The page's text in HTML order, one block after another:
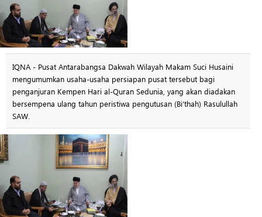
IQNA - Pusat Antarabangsa Dakwah Wilayah Makam Suci Husaini
mengumumkan usaha-usaha persiapan pusat tersebut bagi
penganjuran Kempen Hari al-Quran Sedunia, yang akan diadakan
bersempena ulang tahun peristiwa pengutusan (Bi‘thah) Rasulullah
SAW.